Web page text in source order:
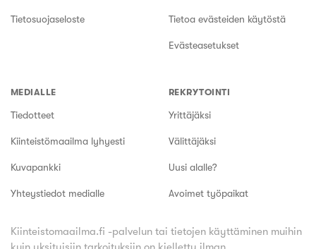
Tietosuojaseloste Tietoa evästeiden käytöstä
Evästeasetukset
MEDIALLE
Tiedotteet
Kiinteistömaailma lyhyesti
Kuvapankki
Yhteystiedot medialle
REKRYTOINTI
Yrittäjäksi
Välittäjäksi
Uusi alalle?
Avoimet työpaikat
Kiinteistomaailma.fi -palvelun tai tietojen käyttäminen muihin